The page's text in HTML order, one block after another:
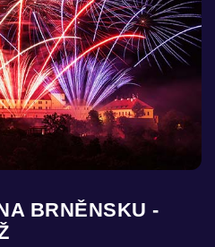
BRNĚNSKU -